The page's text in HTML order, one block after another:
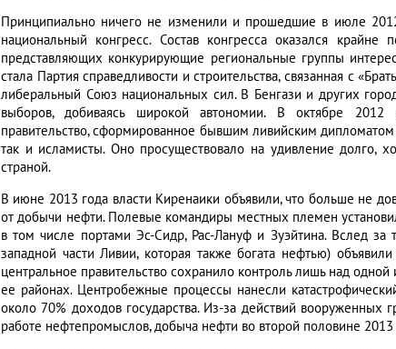
Принципиально ничего не изменили и прошедшие в июле
национальный конгресс. Состав конгресса оказался
представляющих конкурирующие региональные группы
стала Партия справедливости и строительства, связанная с
либеральный Союз национальных сил. В Бенгази и других
выборов, добиваясь широкой автономии. В октябре 2012
правительство, сформированное бывшим ливийским
так и исламисты. Оно просуществовало на удивление долго,
страной.
В июне 2013 года власти Киренаики объявили, что больше не
от добычи нефти. Полевые командиры местных племен
в том числе портами Эс-Сидр, Рас-Лануф и Зуэйтина. Вслед
западной части Ливии, которая также богата нефтью)
центральное правительство сохранило контроль лишь над
ее районах. Центробежные процессы нанесли
около 70% доходов государства. Из-за действий вооруженных
работе нефтепромыслов, добыча нефти во второй половине